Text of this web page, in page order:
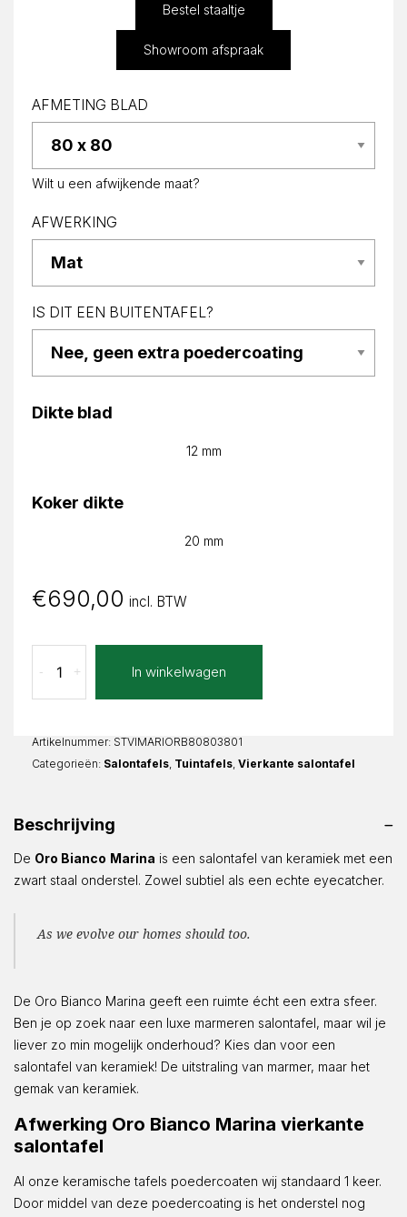
Bestel staaltje
Showroom afspraak
AFMETING BLAD
Wilt u een afwijkende maat?
AFWERKING
IS DIT EEN BUITENTAFEL?
Dikte blad
12 mm
Koker dikte
20 mm
€690,00 incl. BTW
Bianco
Marina
aantal
+
- In winkelwagen
Artikelnummer: STVIMARIORB80803801
Categorieën: Salontafels Tuintafels Vierkante salontafel
Beschrijving
De Oro Bianco Marina is een salontafel van keramiek met een
zwart staal onderstel. Zowel subtiel als een echte eyecatcher.
As we evolve our homes should too.
De Oro Bianco Marina geeft een ruimte écht een extra sfeer.
Ben je op zoek naar een luxe marmeren salontafel, maar wil je
liever zo min mogelijk onderhoud? Kies dan voor een
salontafel van keramiek! De uitstraling van marmer, maar het
gemak van keramiek.
Afwerking Oro Bianco Marina vierkante
salontafel
Al onze keramische tafels poedercoaten wij standaard 1 keer.
Door middel van deze poedercoating is het onderstel nog